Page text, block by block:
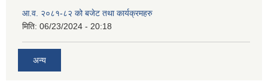
आ.व. २०८१-८२ को बजेट तथा कार्यक्रमहरु
मिति: 06/23/2024 - 20:18
अन्य